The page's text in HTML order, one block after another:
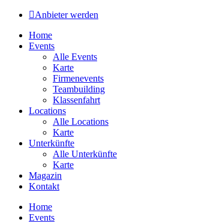
Anbieter werden
Home
Events
Alle Events
Karte
Firmenevents
Teambuilding
Klassenfahrt
Locations
Alle Locations
Karte
Unterkünfte
Alle Unterkünfte
Karte
Magazin
Kontakt
Home
Events